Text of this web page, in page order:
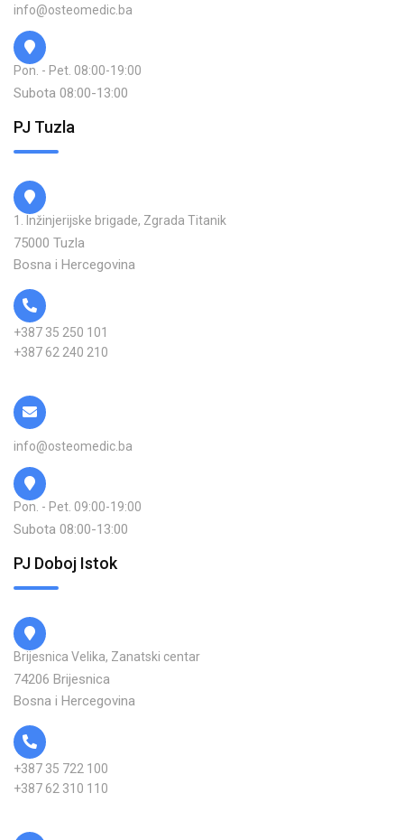
info@osteomedic.ba
Pon. - Pet. 08:00-19:00
Subota 08:00-13:00
PJ Tuzla
1. Inžinjerijske brigade, Zgrada Titanik
75000 Tuzla
Bosna i Hercegovina
+387 35 250 101
+387 62 240 210
info@osteomedic.ba
Pon. - Pet. 09:00-19:00
Subota 08:00-13:00
PJ Doboj Istok
Brijesnica Velika, Zanatski centar
74206 Brijesnica
Bosna i Hercegovina
+387 35 722 100
+387 62 310 110